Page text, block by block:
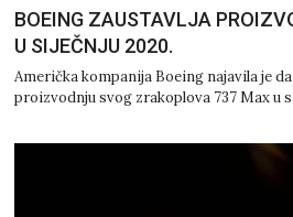
BOEING ZAUSTAVLJA
U SIJEČNJU 2020.
Američka kompanija Boeing najavila je
proizvodnju svog zrakoplova 737 Max u